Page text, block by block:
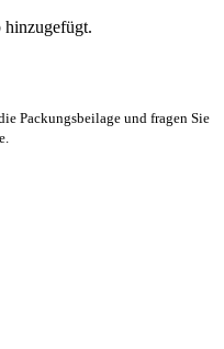
hinzugefügt.
Packungsbeilage und fragen Sie